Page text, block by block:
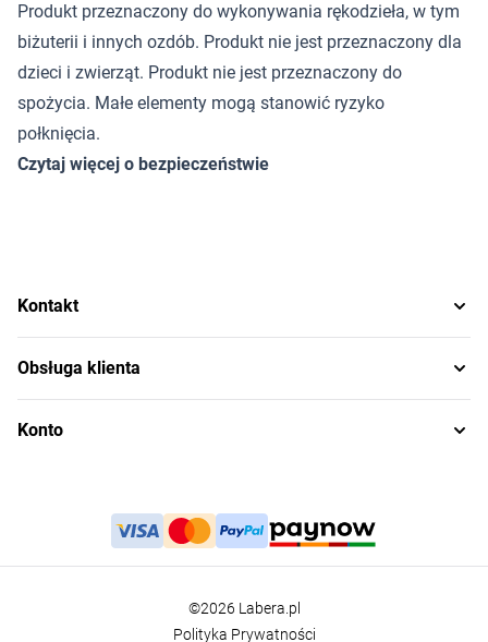
Produkt przeznaczony do wykonywania rękodzieła, w tym
biżuterii i innych ozdób. Produkt nie jest przeznaczony dla
dzieci i zwierząt. Produkt nie jest przeznaczony do
spożycia. Małe elementy mogą stanowić ryzyko
połknięcia.
Czytaj więcej o bezpieczeństwie
Kontakt
Obsługa klienta
Konto
©2026 Labera.pl
Polityka Prywatności